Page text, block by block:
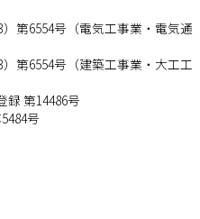
第6554号（電気工事業・電気通
第6554号（建築工事業・大工工
第14486号
号